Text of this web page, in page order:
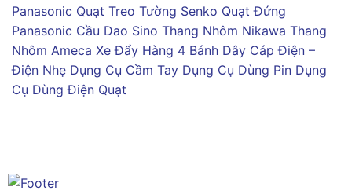
Panasonic Quạt Treo Tường Senko Quạt Đứng
Panasonic Cầu Dao Sino Thang Nhôm Nikawa Thang
Nhôm Ameca Xe Đẩy Hàng 4 Bánh Dây Cáp Điện –
Điện Nhẹ Dụng Cụ Cầm Tay Dụng Cụ Dùng Pin Dụng
Cụ Dùng Điện Quạt